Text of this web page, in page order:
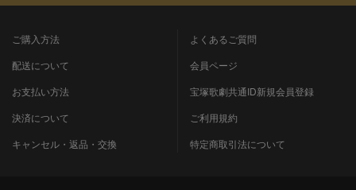
ご購入方法
配送について
お支払い方法
決済について
キャンセル・返品・交換
よくあるご質問
会員ページ
宝塚歌劇共通ID新規会員登録
ご利用規約
特定商取引法について